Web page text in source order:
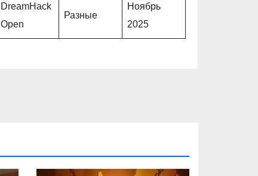
DreamHack
Open
Разные
Ноябрь
2025